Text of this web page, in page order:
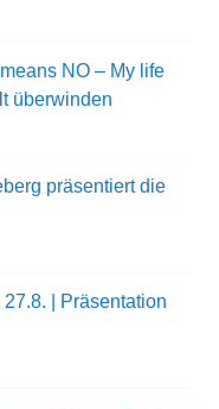
NO – My life
überwinden
präsentiert die
| Präsentation